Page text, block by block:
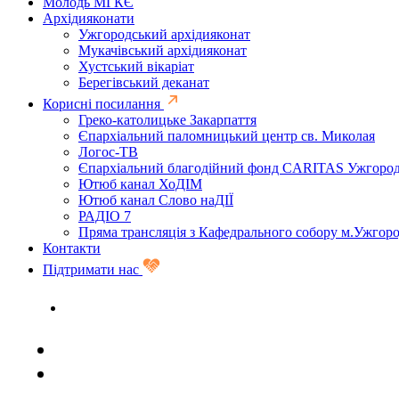
Архідияконати
Ужгородський архідияконат
Мукачівський архідияконат
Хустський вікаріат
Берегівський деканат
Корисні посилання
Греко-католицьке Закарпаття
Єпархіальний паломницький центр св. Миколая
Логос-ТВ
Єпархіальний благодійний фонд CARITAS
Ютюб канал ХоДІМ
Ютюб канал Слово наДІЇ
РАДІО 7
Пряма трансляція з Кафедрального собору
Контакти
Підтримати нас